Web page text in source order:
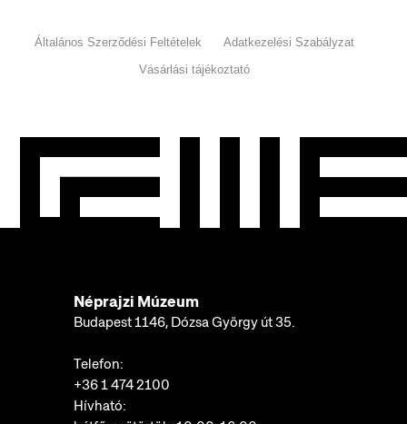
Általános Szerződési Feltételek
Adatkezelési Szabályzat
Vásárlási tájékoztató
Néprajzi Múzeum
Budapest 1146, Dózsa György út 35.
Telefon:
+36 1 474 2100
Hívható: